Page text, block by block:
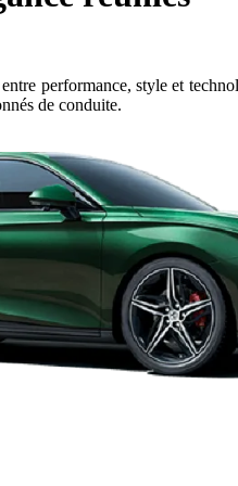
performance, style et
de conduite.